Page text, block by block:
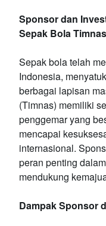
Sponsor dan
Sepak Bola
Sepak bola telah
Indonesia,
berbagai lapisan
(Timnas) memiliki
penggemar yang
mencapai
internasional.
peran penting
mendukung
Dampak Sponsor